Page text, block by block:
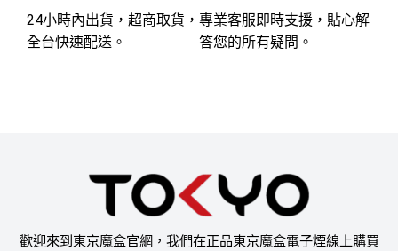
24小時內出貨，超商取貨，
全台快速配送。
專業客服即時支援，貼心解
答您的所有疑問。
歡迎來到東京魔盒官網，我們在正品東京魔盒電子煙線上購買